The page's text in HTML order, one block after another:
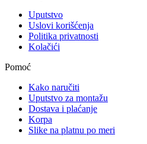
Uputstvo
Uslovi korišćenja
Politika privatnosti
Kolačići
Pomoć
Kako naručiti
Uputstvo za montažu
Dostava i plaćanje
Korpa
Slike na platnu po meri